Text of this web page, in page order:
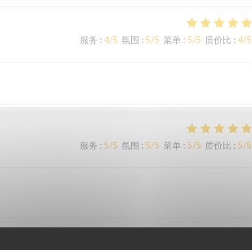
服务 : 4/5 氛围 : 5/5 菜单: 5/5 质价比 : 4/5
服务 : 5/5 氛围 : 5/5 菜单: 5/5 质价比 : 5/5